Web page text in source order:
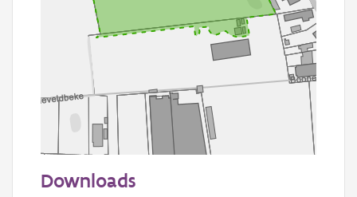
Informatie Vlaanderen
Downloads